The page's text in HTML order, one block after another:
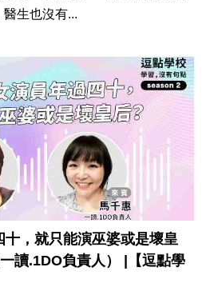
生也沒有...
，就只能演巫婆或是壞皇
讀.1DO負責人） |【逗點學